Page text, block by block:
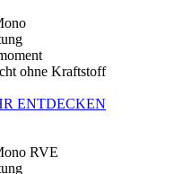
ohne Kraftstoff
ENTDECKEN
RVE